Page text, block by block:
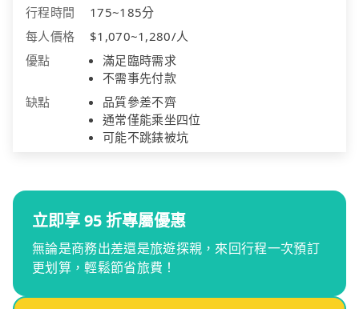
行程時間
175~185分
每人價格
$1,070~1,280/人
優點
滿足臨時需求
不需事先付款
缺點
品質參差不齊
通常僅能乘坐四位
可能不跳錶被坑
立即享 95 折專屬優惠
無論是商務出差還是旅遊探親，來回行程一次預訂
更划算，輕鬆節省旅費！